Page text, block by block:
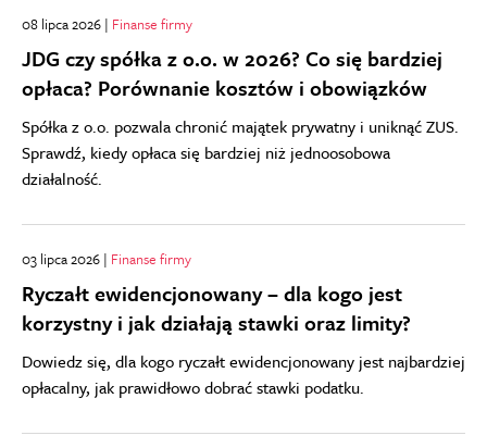
08 lipca 2026 | Finanse firmy
JDG czy spółka z o.o. w 2026? Co się bardziej
opłaca? Porównanie kosztów i obowiązków
Spółka z o.o. pozwala chronić majątek prywatny i uniknąć ZUS.
Sprawdź, kiedy opłaca się bardziej niż jednoosobowa
działalność.
03 lipca 2026 | Finanse firmy
Ryczałt ewidencjonowany – dla kogo jest
korzystny i jak działają stawki oraz limity?
Dowiedz się, dla kogo ryczałt ewidencjonowany jest najbardziej
opłacalny, jak prawidłowo dobrać stawki podatku.